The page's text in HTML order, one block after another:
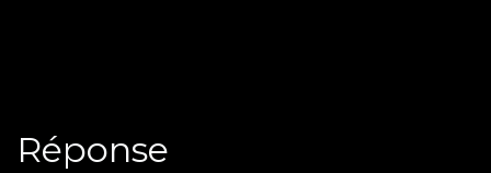
Réponse